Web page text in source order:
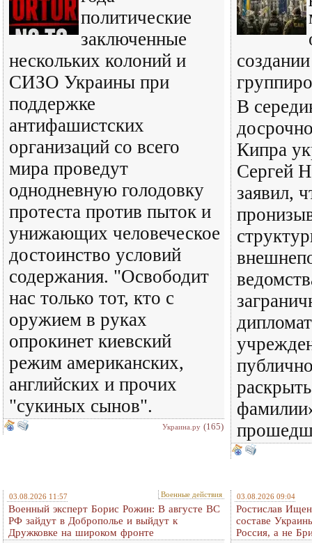
политические
заключенные
нескольких колоний и
СИЗО Украины при
поддержке
антифашистских
организаций со всего
мира проведут
однодневную голодовку
протеста против пыток и
унижающих человеческое
достоинство условий
содержания. "Освободит
нас только тот, кто с
оружием в руках
опрокинет киевский
режим американских,
английских и прочих
"сукиных сынов".
Украина.ру (165)
В
Кипра
Сергей
заявил,
03.08.2026 11:57 Военные действия
Военный эксперт Борис Рожин: В августе ВС
РФ зайдут в Доброполье и выйдут к
Дружковке на широком фронте
03.08.2026 09:04
Ростислав
составе
Россия, а не